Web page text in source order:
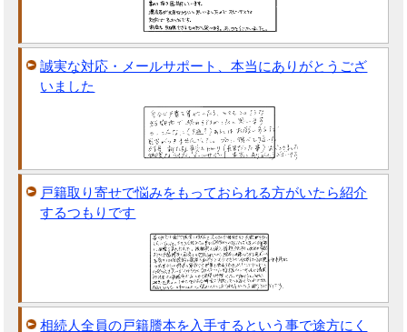
誠実な対応・メールサポート、本当にありがとうござ
いました
戸籍取り寄せで悩みをもっておられる方がいたら紹介
するつもりです
相続人全員の戸籍謄本を入手するという事で途方にく